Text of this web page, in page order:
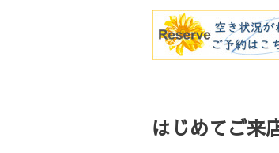
はじめてご来